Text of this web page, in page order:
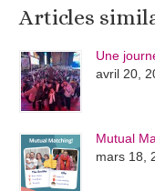
Articles
Une
avril 20,
Mutual
mars 18,